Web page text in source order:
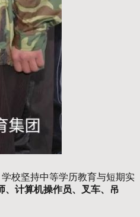
校坚持中等学历教育与短期实
、计算机操作员、叉车、吊